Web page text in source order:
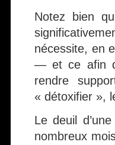
Notez bien
nécessite, en
— et ce afin
rendre
« détoxifier »,
Le deuil
nombreux